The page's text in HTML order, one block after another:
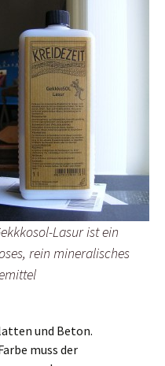
Lasur ist ein
rein mineralisches
und Beton.
muss der